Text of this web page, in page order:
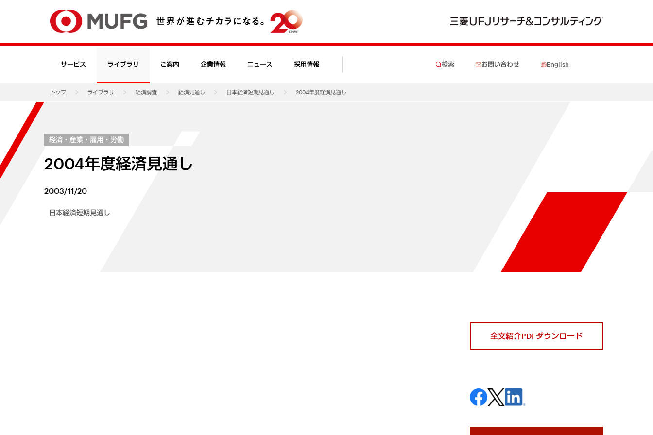
サービス ライブラリ ご案内 企業情報 ニュース 採用情報 検索 お問い合わせ English
トップ ライブラリ 経済調査 経済見通し 日本経済短期見通し 2004年度経済見通し
経済・産業・雇用・労働
2004年度経済見通し
2003/11/20
日本経済短期見通し
全文紹介PDFダウンロード